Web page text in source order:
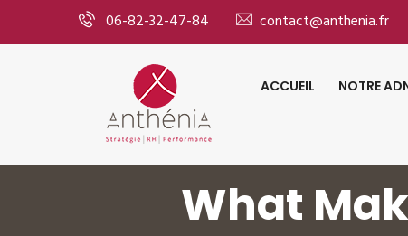
06-82-32-47-84 contact@anthenia.fr
ACCUEIL NOTRE
What